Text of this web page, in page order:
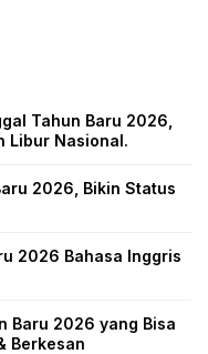
Tahun Baru 2026,
Libur Nasional.
2026, Bikin Status
2026 Bahasa Inggris
Baru 2026 yang Bisa
Berkesan